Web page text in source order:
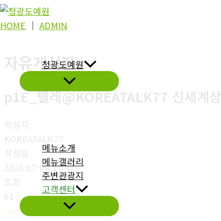
콘
텐
건
뛰
HOME │ ADMIN
청광도예원
메뉴소개
메뉴갤러리
주변관광지
고객센터
자유게시판
p1E_텔레@KOREATALK77 신세계
작성자
KOREATALK77
작성일
2026-07-09 17:47
조회
61
백화점상품권현금화98